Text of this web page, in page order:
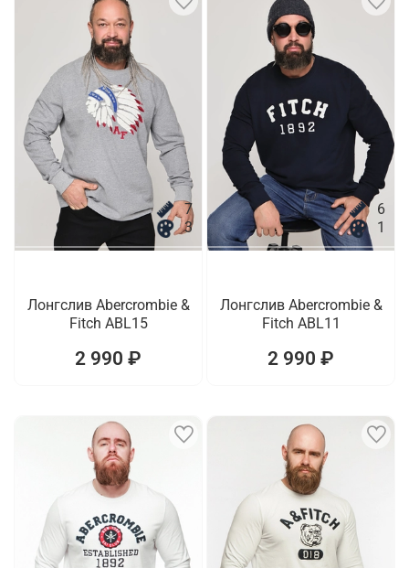
7
3
Лонгслив Abercrombie &
Fitch ABL15
2 990 ₽
6
1
Лонгслив Abercrombie &
Fitch ABL11
2 990 ₽